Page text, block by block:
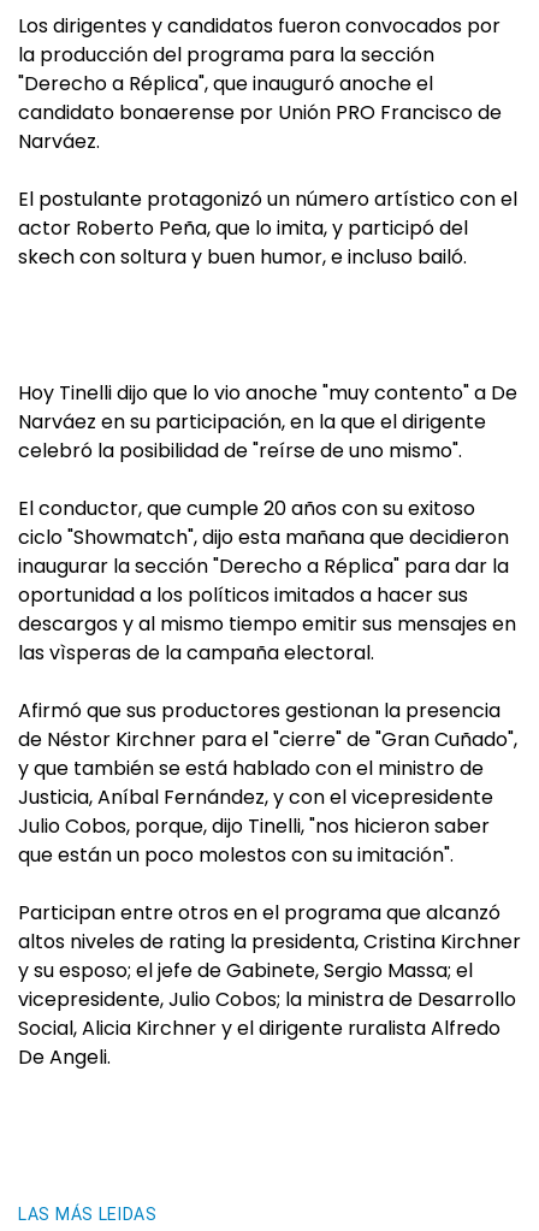
Los dirigentes y candidatos fueron convocados por
la producción del programa para la sección
"Derecho a Réplica", que inauguró anoche el
candidato bonaerense por Unión PRO Francisco de
Narváez.
El postulante protagonizó un número artístico con el
actor Roberto Peña, que lo imita, y participó del
skech con soltura y buen humor, e incluso bailó.
Hoy Tinelli dijo que lo vio anoche "muy contento" a De
Narváez en su participación, en la que el dirigente
celebró la posibilidad de "reírse de uno mismo".
El conductor, que cumple 20 años con su exitoso
ciclo "Showmatch", dijo esta mañana que decidieron
inaugurar la sección "Derecho a Réplica" para dar la
oportunidad a los políticos imitados a hacer sus
descargos y al mismo tiempo emitir sus mensajes en
las vìsperas de la campaña electoral.
Afirmó que sus productores gestionan la presencia
de Néstor Kirchner para el "cierre" de "Gran Cuñado",
y que también se está hablado con el ministro de
Justicia, Aníbal Fernández, y con el vicepresidente
Julio Cobos, porque, dijo Tinelli, "nos hicieron saber
que están un poco molestos con su imitación".
Participan entre otros en el programa que alcanzó
altos niveles de rating la presidenta, Cristina Kirchner
y su esposo; el jefe de Gabinete, Sergio Massa; el
vicepresidente, Julio Cobos; la ministra de Desarrollo
Social, Alicia Kirchner y el dirigente ruralista Alfredo
De Angeli.
LAS MÁS LEIDAS